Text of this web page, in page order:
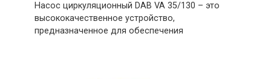
Насос циркуляционный DAB VA 35/130 – это
высококачественное устройство,
предназначенное для обеспечения